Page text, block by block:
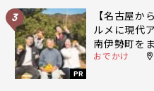
3
PR
【名古屋か
ルメに現代
南伊勢町を
おでかけ